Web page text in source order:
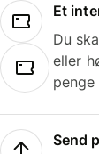
Et
Du
eller
Send